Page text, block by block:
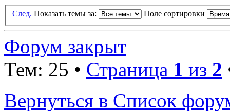
След. Показать темы за: Поле сортировки
Форум закрыт
Тем: 25 • Страница 1 из 2
Вернуться в Список